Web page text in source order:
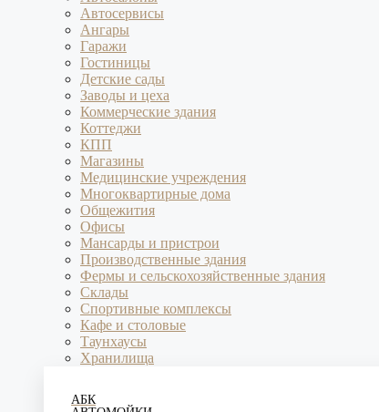
Автосервисы
Ангары
Гаражи
Гостиницы
Детские сады
Заводы и цеха
Коммерческие здания
Коттеджи
КПП
Магазины
Медицинские учреждения
Многоквартирные дома
Общежития
Офисы
Мансарды и пристрои
Производственные здания
Фермы и сельскохозяйственные здания
Склады
Спортивные комплексы
Кафе и столовые
Таунхаусы
Хранилища
АБК